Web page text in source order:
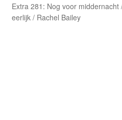
Afrekenen
Extra 281: Nog voor
eerlijk / Rachel Bailey